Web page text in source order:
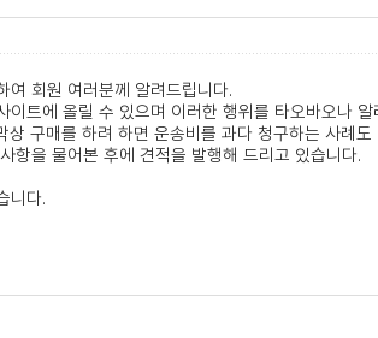
여 회원 여러분께 알려드립니다.
트에 올릴 수 있으며 이러한 행위를 타오바오나
구매를 하려 하면 운송비를 과다 청구하는 사례도
항을 물어본 후에 견적을 발행해 드리고 있습니다.
니다.